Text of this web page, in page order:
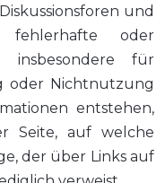
und
fehlerhafte oder
insbesondere für
oder Nichtnutzung
entstehen,
Seite, auf welche
der über Links auf